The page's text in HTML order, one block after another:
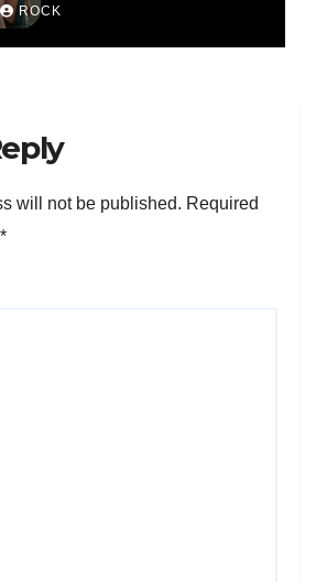
ROCK
will not be published. Required
*